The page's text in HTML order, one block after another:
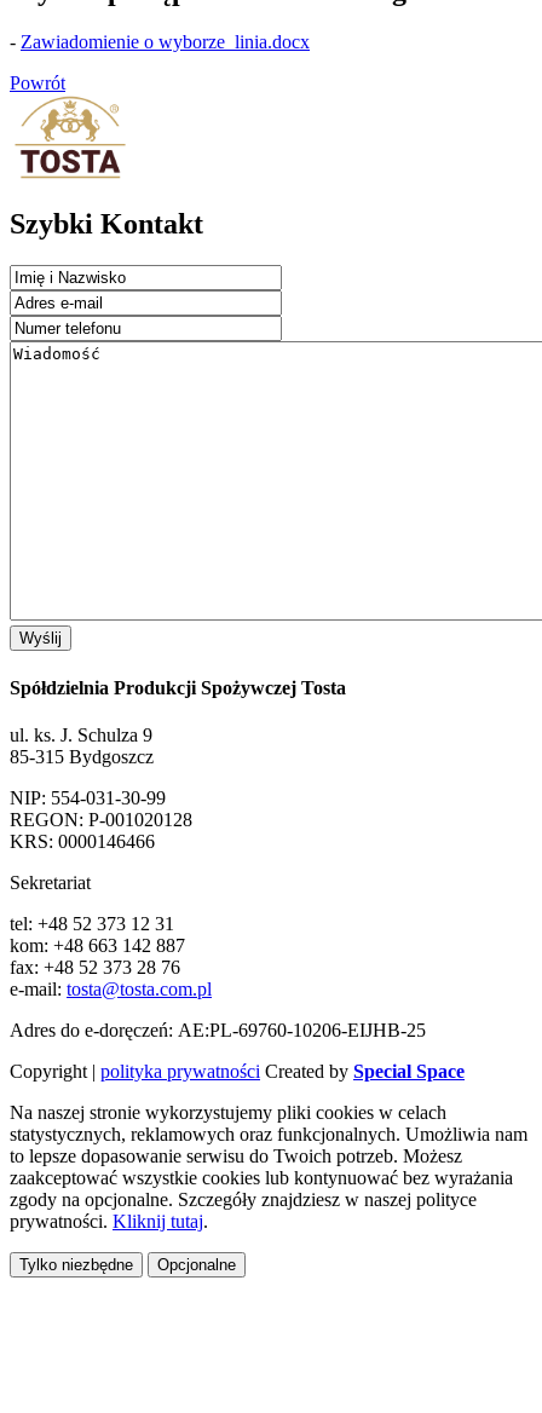
- Zawiadomienie o wyborze_linia.docx
Powrót
Szybki Kontakt
Spółdzielnia Produkcji Spożywczej Tosta
ul. ks. J. Schulza 9
85-315 Bydgoszcz
NIP: 554-031-30-99
REGON: P-001020128
KRS: 0000146466
Sekretariat
tel: +48 52 373 12 31
kom: +48 663 142 887
fax: +48 52 373 28 76
e-mail: tosta@tosta.com.pl
Adres do e-doręczeń: AE:PL-69760-10206-EIJHB-25
Copyright | polityka prywatności Created by Special Space
Na naszej stronie wykorzystujemy pliki cookies w celach
statystycznych, reklamowych oraz funkcjonalnych. Umożliwia nam
to lepsze dopasowanie serwisu do Twoich potrzeb. Możesz
zaakceptować wszystkie cookies lub kontynuować bez wyrażania
zgody na opcjonalne. Szczegóły znajdziesz w naszej polityce
prywatności. Kliknij tutaj.
Tylko niezbędne Opcjonalne